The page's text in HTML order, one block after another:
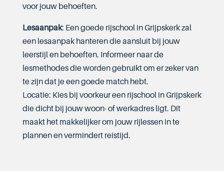
voor jouw behoeften.
Lesaanpak: Een goede rijschool in Grijpskerk zal
een lesaanpak hanteren die aansluit bij jouw
leerstijl en behoeften. Informeer naar de
lesmethodes die worden gebruikt om er zeker van
te zijn dat je een goede match hebt.
Locatie: Kies bij voorkeur een rijschool in Grijpskerk
die dicht bij jouw woon- of werkadres ligt. Dit
maakt het makkelijker om jouw rijlessen in te
plannen en vermindert reistijd.